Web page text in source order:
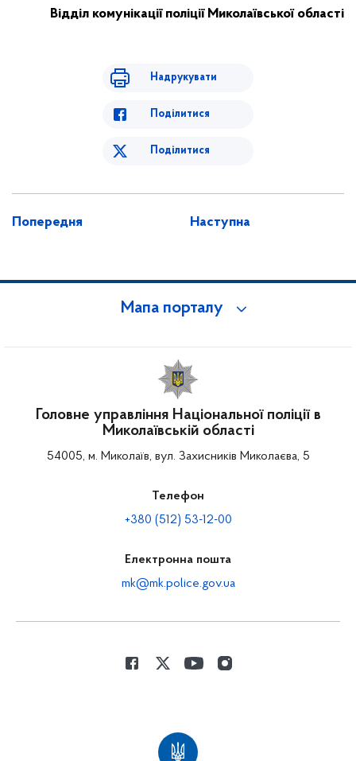
Відділ комунікації поліції Миколаївської області
Надрукувати
Поділитися
Поділитися
Попередня Наступна
Мапа порталу
Головне управління Національної поліції в
Миколаївській області
54005, м. Миколаїв, вул. Захисників Миколаєва, 5
Телефон
+380 (512) 53-12-00
Електронна пошта
mk@mk.police.gov.ua